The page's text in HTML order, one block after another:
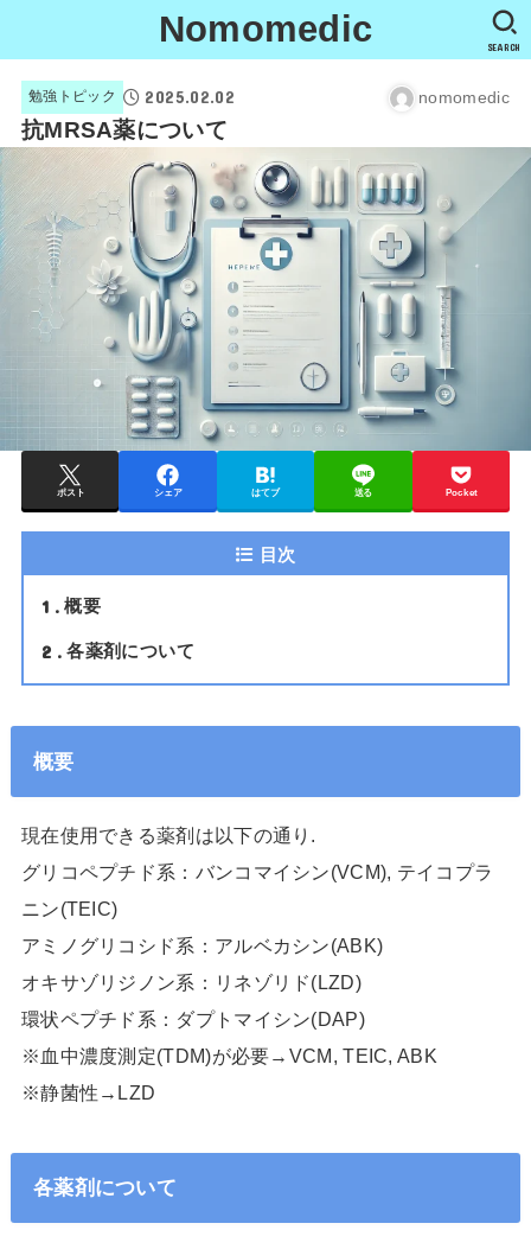
Nomomedic SEARCH
勉強トピック 2025.02.02 nomomedic
抗MRSA薬について
ポスト シェア はてブ 送る Pocket
目次
1 概要
2 各薬剤について
概要
現在使用できる薬剤は以下の通り.
グリコペプチド系：バンコマイシン(VCM), テイコプラ
ニン(TEIC)
アミノグリコシド系：アルベカシン(ABK)
オキサゾリジノン系：リネゾリド(LZD)
環状ペプチド系：ダプトマイシン(DAP)
※血中濃度測定(TDM)が必要→VCM, TEIC, ABK
※静菌性→LZD
各薬剤について